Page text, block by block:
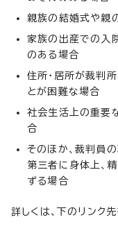
親族の結婚式や親
家族の出産での入
のある場合
住所・居所が裁判
とが困難な場合
社会生活上の重要
合
そのほか、裁判員
第三者に身体上、
ずる場合
詳しくは、下のリンク